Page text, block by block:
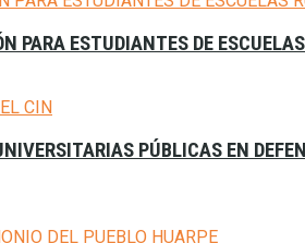
PARA ESTUDIANTES DE
PÚBLICAS EN